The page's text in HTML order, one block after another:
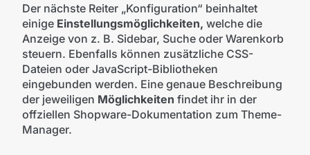
Der nächste Reiter „Konfiguration“ beinhaltet
einige Einstellungsmöglichkeiten, welche die
Anzeige von z. B. Sidebar, Suche oder Warenkorb
steuern. Ebenfalls können zusätzliche CSS-
Dateien oder JavaScript-Bibliotheken
eingebunden werden. Eine genaue Beschreibung
der jeweiligen Möglichkeiten findet ihr in der
offziellen Shopware-Dokumentation zum Theme-
Manager.